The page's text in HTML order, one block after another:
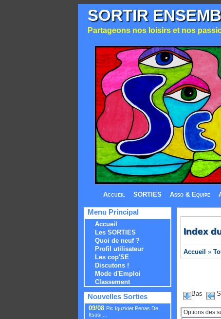
SORTIR
Partageons nos loisirs et nos
Accueil SORTIES Asso & Equipe
Menu Principal
Accueil
Les SORTIES
Quoi de neuf ?
Profil utilisateur
Les cop'SE
Discutons !
Mode d'Emploi
Classement
Nouvelles Sorties
09/08 Pic Iguzkiet Penas De
Itsusi ...
Index
Accueil »
Bas